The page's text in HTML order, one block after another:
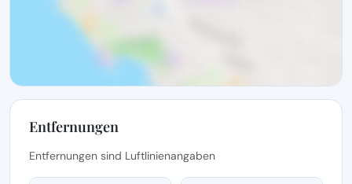
Entfernungen
Entfernungen sind Luftlinienangaben